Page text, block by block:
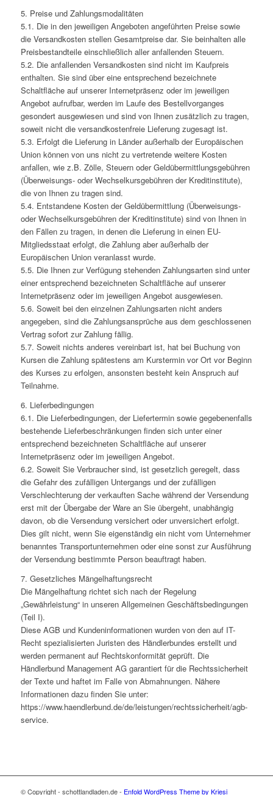
5. Preise und Zahlungsmodalitäten
5.1. Die in den jeweiligen Angeboten angeführten Preise sowie
die Versandkosten stellen Gesamtpreise dar. Sie beinhalten alle
Preisbestandteile einschließlich aller anfallenden Steuern.
5.2. Die anfallenden Versandkosten sind nicht im Kaufpreis
enthalten. Sie sind über eine entsprechend bezeichnete
Schaltfläche auf unserer Internetpräsenz oder im jeweiligen
Angebot aufrufbar, werden im Laufe des Bestellvorganges
gesondert ausgewiesen und sind von Ihnen zusätzlich zu tragen,
soweit nicht die versandkostenfreie Lieferung zugesagt ist.
5.3. Erfolgt die Lieferung in Länder außerhalb der Europäischen
Union können von uns nicht zu vertretende weitere Kosten
anfallen, wie z.B. Zölle, Steuern oder Geldübermittlungsgebühren
(Überweisungs- oder Wechselkursgebühren der Kreditinstitute),
die von Ihnen zu tragen sind.
5.4. Entstandene Kosten der Geldübermittlung (Überweisungs-
oder Wechselkursgebühren der Kreditinstitute) sind von Ihnen in
den Fällen zu tragen, in denen die Lieferung in einen EU-
Mitgliedsstaat erfolgt, die Zahlung aber außerhalb der
Europäischen Union veranlasst wurde.
5.5. Die Ihnen zur Verfügung stehenden Zahlungsarten sind unter
einer entsprechend bezeichneten Schaltfläche auf unserer
Internetpräsenz oder im jeweiligen Angebot ausgewiesen.
5.6. Soweit bei den einzelnen Zahlungsarten nicht anders
angegeben, sind die Zahlungsansprüche aus dem geschlossenen
Vertrag sofort zur Zahlung fällig.
5.7. Soweit nichts anderes vereinbart ist, hat bei Buchung von
Kursen die Zahlung spätestens am Kurstermin vor Ort vor Beginn
des Kurses zu erfolgen, ansonsten besteht kein Anspruch auf
Teilnahme.
6. Lieferbedingungen
6.1. Die Lieferbedingungen, der Liefertermin sowie gegebenenfalls
bestehende Lieferbeschränkungen finden sich unter einer
entsprechend bezeichneten Schaltfläche auf unserer
Internetpräsenz oder im jeweiligen Angebot.
6.2. Soweit Sie Verbraucher sind, ist gesetzlich geregelt, dass
die Gefahr des zufälligen Untergangs und der zufälligen
Verschlechterung der verkauften Sache während der Versendung
erst mit der Übergabe der Ware an Sie übergeht, unabhängig
davon, ob die Versendung versichert oder unversichert erfolgt.
Dies gilt nicht, wenn Sie eigenständig ein nicht vom Unternehmer
benanntes Transportunternehmen oder eine sonst zur Ausführung
der Versendung bestimmte Person beauftragt haben.
7. Gesetzliches Mängelhaftungsrecht
Die Mängelhaftung richtet sich nach der Regelung
„Gewährleistung“ in unseren Allgemeinen Geschäftsbedingungen
(Teil I).
Diese AGB und Kundeninformationen wurden von den auf IT-
Recht spezialisierten Juristen des Händlerbundes erstellt und
werden permanent auf Rechtskonformität geprüft. Die
Händlerbund Management AG garantiert für die Rechtssicherheit
der Texte und haftet im Falle von Abmahnungen. Nähere
Informationen dazu finden Sie unter:
https://www.haendlerbund.de/de/leistungen/rechtssicherheit/agb-
service.
© Copyright - schottlandladen.de - Enfold WordPress Theme by Kriesi